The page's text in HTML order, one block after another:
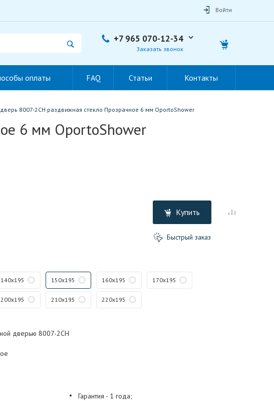
Войти
+7 965 070-12-34
Заказать звонок
оплаты FAQ Статьи Контакты
8007-2CH раздвижная стекло Прозрачное 6 мм OportoShower
6 мм OportoShower
Купить
Быстрый заказ
140x195 150x195 160x195 170x195
200x195 210x195 220x195
дверью 8007-2CH
Гарантия - 1 года;